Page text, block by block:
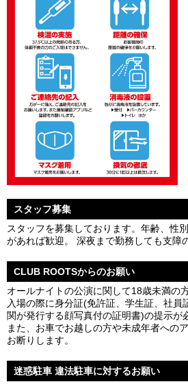
スタッフ募集
スタッフを募集しております。年齢、性
があれば歓迎。 深夜まで勤務しても支障
CLUB ROOTSからのお願い
オールナイトの公演に関して18歳未満の
入場の際に身分証(免許証、学生証、社員
関が発行する顔写真付の証明書)の提示が
また、お車でお越しの方や未成年者への
お断りします。
迷惑駐車 違法駐車に対するお願い